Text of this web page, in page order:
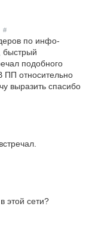
#
по инфо-
быстрый
подобного
ПП относительно
выразить спасибо
этой сети?